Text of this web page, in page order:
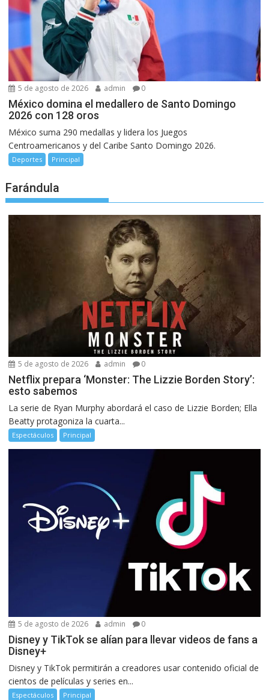
5 de agosto de 2026 admin 0
México domina el medallero de Santo Domingo
2026 con 128 oros
México suma 290 medallas y lidera los Juegos
Centroamericanos y del Caribe Santo Domingo 2026.
Deportes Principal
Farándula
5 de agosto de 2026 admin 0
Netflix prepara ‘Monster: The Lizzie Borden Story’:
esto sabemos
La serie de Ryan Murphy abordará el caso de Lizzie Borden; Ella
Beatty protagoniza la cuarta...
Espectáculos Principal
5 de agosto de 2026 admin 0
Disney y TikTok se alían para llevar videos de fans a
Disney+
Disney y TikTok permitirán a creadores usar contenido oficial de
cientos de películas y series en...
Espectáculos Principal